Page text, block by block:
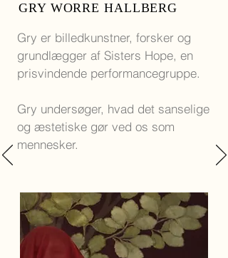
GRY WORRE HALLBERG
Gry er billedkunstner, forsker og
grundlægger af Sisters Hope, en
prisvindende performancegruppe.
Gry undersøger, hvad det sanselige
og æstetiske gør ved os som
mennesker.